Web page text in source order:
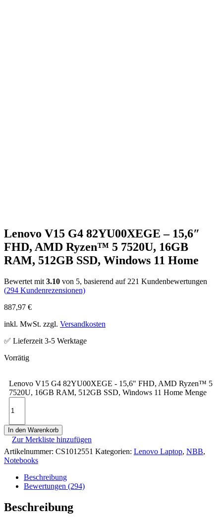
Lenovo V15 G4 82YU00XEGE – 15,6″
FHD, AMD Ryzen™ 5 7520U, 16GB
RAM, 512GB SSD, Windows 11 Home
Bewertet mit 3.10 von 5, basierend auf 221 Kundenbewertungen
(294 Kundenrezensionen)
887,97 €
inkl. MwSt. zzgl. Versandkosten
✅ Lieferzeit 3-5 Werktage
Lenovo V15 G4 82YU00XEGE - 15,6" FHD, AMD Ryzen™ 5
7520U, 16GB RAM, 512GB SSD, Windows 11 Home Menge
In den Warenkorb
Zur Merkliste hinzufügen
Artikelnummer: CS1012551 Kategorien: Lenovo Laptop, NBB,
Notebooks
Beschreibung
Bewertungen (294)
Beschreibung